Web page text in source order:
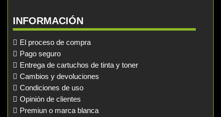
INFORMACIÓN
El proceso de compra
Pago seguro
Entrega de cartuchos de tinta y toner
Cambios y devoluciones
Condiciones de uso
Opinión de clientes
Premiun o marca blanca